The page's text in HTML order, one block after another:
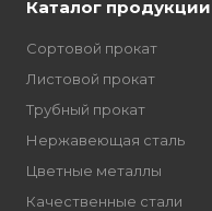
Каталог продукции
Сортовой прокат
Листовой прокат
Трубный прокат
Нержавеющая сталь
Цветные металлы
Качественные стали